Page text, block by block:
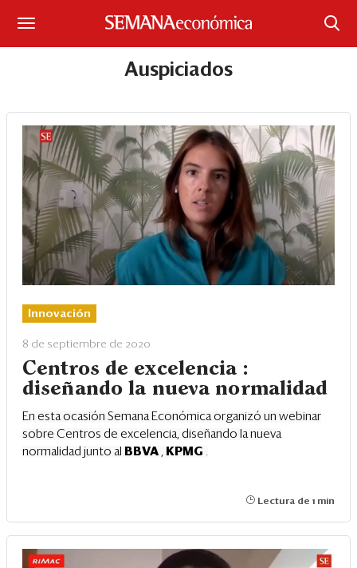
Portada
¿Qué está pasando?
Sectores y Empresas
Management
Economía y Finanzas
Legal y Política
Blogs
Ranking CEO
Auspiciados
Innovación
8 de septiembre de 2020
Centros de excelencia :
diseñando la nueva normalidad
En esta ocasión Semana Económica organizó un webinar
sobre Centros de excelencia, diseñando la nueva
normalidad junto al BBVA , KPMG .
Lectura de 1 min